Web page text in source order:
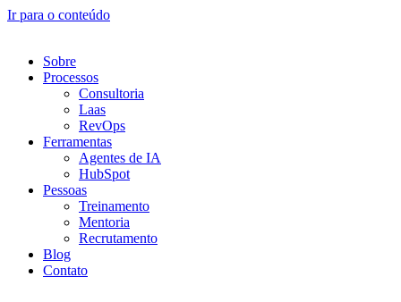
Ir para o conteúdo
Sobre
Processos
Consultoria
Laas
RevOps
Ferramentas
Agentes de IA
HubSpot
Pessoas
Treinamento
Mentoria
Recrutamento
Blog
Contato